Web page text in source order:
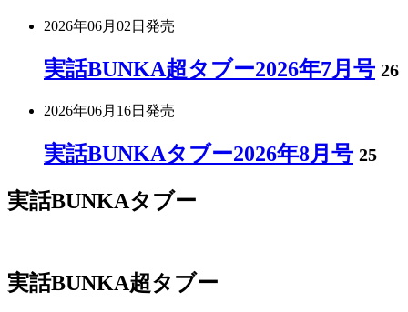
2026年06月02日 発売
実話BUNKA超タブー2026年7月号 26
2026年06月16日 発売
実話BUNKAタブー2026年8月号 25
実話BUNKAタブー
実話BUNKA超タブー